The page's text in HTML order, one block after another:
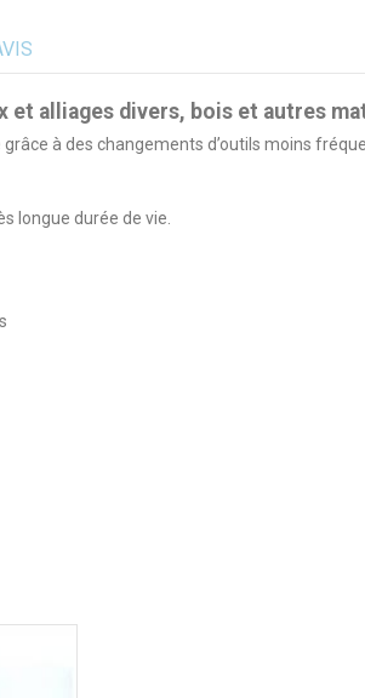
et alliages divers, bois et autres
à des changements d’outils moins
longue durée de vie.
parD.A.